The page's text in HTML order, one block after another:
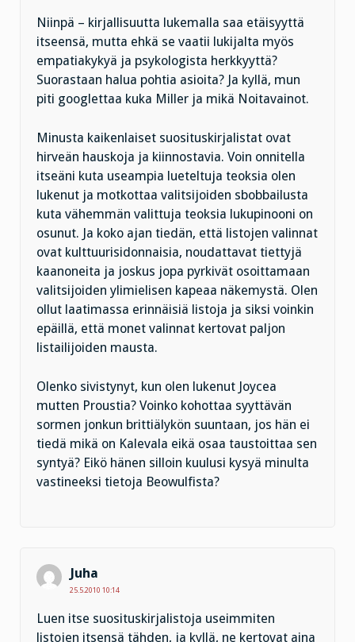
Niinpä – kirjallisuutta lukemalla saa etäisyyttä
itseensä, mutta ehkä se vaatii lukijalta myös
empatiakykyä ja psykologista herkkyyttä?
Suorastaan halua pohtia asioita? Ja kyllä, mun
piti googlettaa kuka Miller ja mikä Noitavainot.
Minusta kaikenlaiset suosituskirjalistat ovat
hirveän hauskoja ja kiinnostavia. Voin onnitella
itseäni kuta useampia lueteltuja teoksia olen
lukenut ja motkottaa valitsijoiden sbobbailusta
kuta vähemmän valittuja teoksia lukupinooni on
osunut. Ja koko ajan tiedän, että listojen valinnat
ovat kulttuurisidonnaisia, noudattavat tiettyjä
kaanoneita ja joskus jopa pyrkivät osoittamaan
valitsijoiden ylimielisen kapeaa näkemystä. Olen
ollut laatimassa erinnäisiä listoja ja siksi voinkin
epäillä, että monet valinnat kertovat paljon
listailijoiden mausta.
Olenko sivistynyt, kun olen lukenut Joycea
mutten Proustia? Voinko kohottaa syyttävän
sormen jonkun brittiälykön suuntaan, jos hän ei
tiedä mikä on Kalevala eikä osaa taustoittaa sen
syntyä? Eikö hänen silloin kuulusi kysyä minulta
vastineeksi tietoja Beowulfista?
Juha
25.5.2010 10:14
Luen itse suosituskirjalistoja useimmiten
listojen itsensä tähden, ja kyllä, ne kertovat aina